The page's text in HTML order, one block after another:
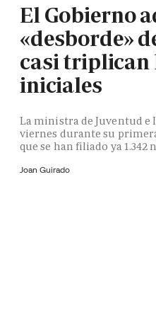
El Gobierno
«desborde»
casi triplican
iniciales
La ministra de Juventud e
viernes durante su
que se han filiado ya 1.342
Joan Guirado